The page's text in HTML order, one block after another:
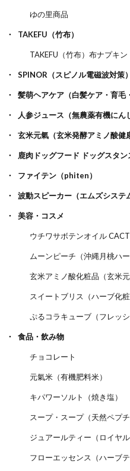
ゆの里商品
TAKEFU（竹布）
TAKEFU（竹布）布ナプキン
SPINOR（スピノル電磁波対策）
髪萌ヘアケア（白髪ケア・育毛
人参ジュース（無農薬有機にん
玄米元氣（玄米発酵アミノ酸健
鹿肉ドッグフード ドッグスタ
ファイテン（phiten）
波動スピーカー（エムズシステ
美容・コスメ
ウチワサボテンオイル
ムーンピーチ（沖縄月桃ハー
玄米アミノ酸化粧品（玄米元
スイートブリス（ハーブ化粧
ぷるコラキューブ（フレッシ
食品・飲み物
チョコレート
元氣米（有機肥料米）
キパワーソルト（焼き塩）
スープ・スープ（天然ペプ
ジュアールティー（ロイヤル
フローエッセンス（ハーブテ